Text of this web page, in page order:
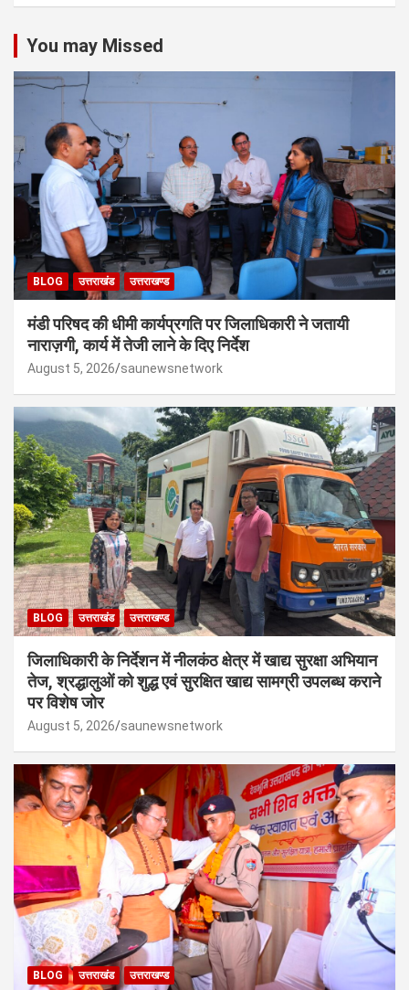
You may Missed
BLOG उत्तराखंड उत्तराखण्ड
मंडी परिषद की धीमी कार्यप्रगति पर जिलाधिकारी ने जतायी
नाराज़गी, कार्य में तेजी लाने के दिए निर्देश
August 5, 2026 saunewsnetwork
BLOG उत्तराखंड उत्तराखण्ड
जिलाधिकारी के निर्देशन में नीलकंठ क्षेत्र में खाद्य सुरक्षा अभियान
तेज, श्रद्धालुओं को शुद्ध एवं सुरक्षित खाद्य सामग्री उपलब्ध कराने
पर विशेष जोर
August 5, 2026 saunewsnetwork
BLOG उत्तराखंड उत्तराखण्ड